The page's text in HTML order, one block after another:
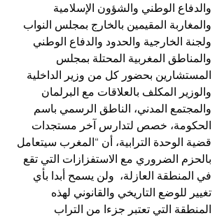
والدفاع الوطني والشؤون الإسلامية
والمغاربة المقيمين بالخارج بمجلس النواب
ولجنة الخارجية والحدود والدفاع الوطني
والمناطق المغربية المحتلة بمجلس
المستشارين بحضور كل من وزير الداخلية
والوزير المكلف بالعلاقات مع البرلمان
والمجتمع المدني، الناطق الرسمي باسم
الحكومة، خصص لتدارس آخر مستجدات
قضية الوحدة الترابية، أن “المغرب سيتعامل
بالحزم الضروري مع الاستفزازات التي تقع
في المنطقة العازلة،  ولن يسمح أبدا بأي
تغيير للوضع التاريخي والقانوني لهذه
المنطقة التي تعتبر جزءا من التراب